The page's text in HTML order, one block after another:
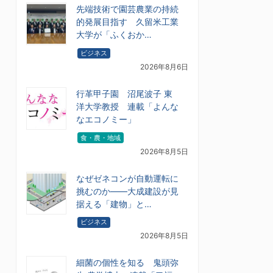
先端技術で園芸農業の持続
的発展目指す 久留米工業
大学が「ふくおか…
ビジネス
2026年8月6日
行革甲子園 沼尾波子 東
洋大学教授 連載「よんな
なエコノミー」
食・農・地域
2026年8月5日
なぜゼネコンが自動運転に
挑むのか――大成建設が見
据える「建物」と…
ビジネス
2026年8月5日
細菌の個性を知る 鬼頭弥